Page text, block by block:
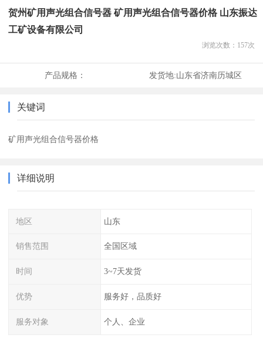
贺州矿用声光组合信号器 矿用声光组合信号器价格 山东振达
工矿设备有限公司
浏览次数： 157次
产品规格： 发货地:山东省济南历城区
关键词
矿用声光组合信号器价格
详细说明
地区 山东
销售范围 全国区域
时间 3~7天发货
优势 服务好，品质好
服务对象 个人、企业